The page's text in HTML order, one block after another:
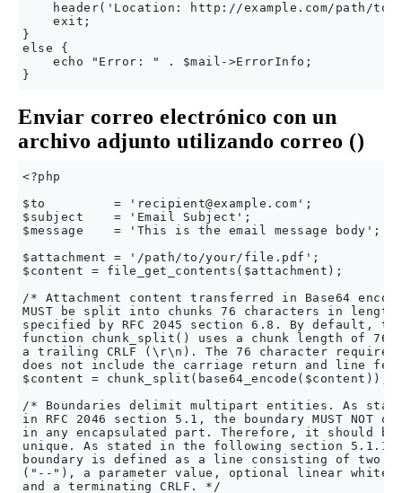
header('Location: http://example.com/path/
    exit;
}
else {
    echo "Error: " . $mail->ErrorInfo;
Enviar correo electrónico con un
archivo adjunto utilizando correo ()
<?php
$to         = ' recipient@example.com ';
$subject    = 'Email Subject';
$message    = 'This is the email message body';
$attachment = '/path/to/your/file.pdf';
$content = file_get_contents($attachment);
/* Attachment content transferred in Base64
MUST be split into chunks 76 characters in length
specified by RFC 2045 section 6.8. By default,
function chunk_split() uses a chunk length of 76
a trailing CRLF (\r\n). The 76 character
does not include the carriage return and line
$content = chunk_split(base64_encode($content));
/* Boundaries delimit multipart entities. As
in RFC 2046 section 5.1, the boundary MUST NOT
in any encapsulated part. Therefore, it should be
unique. As stated in the following section 5.1.1,
boundary is defined as a line consisting of two
("--"), a parameter value, optional linear
and a terminating CRLF. */